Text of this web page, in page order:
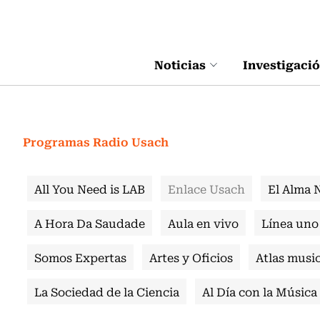
Noticias
Programas Radio Usach
All You Need is LAB Enlace Usach
El Alma
A Hora Da Saudade
Aula en vivo
Línea uno
Somos Expertas
Artes y Oficios
Atlas
La Sociedad de la Ciencia
Al Día con la Música